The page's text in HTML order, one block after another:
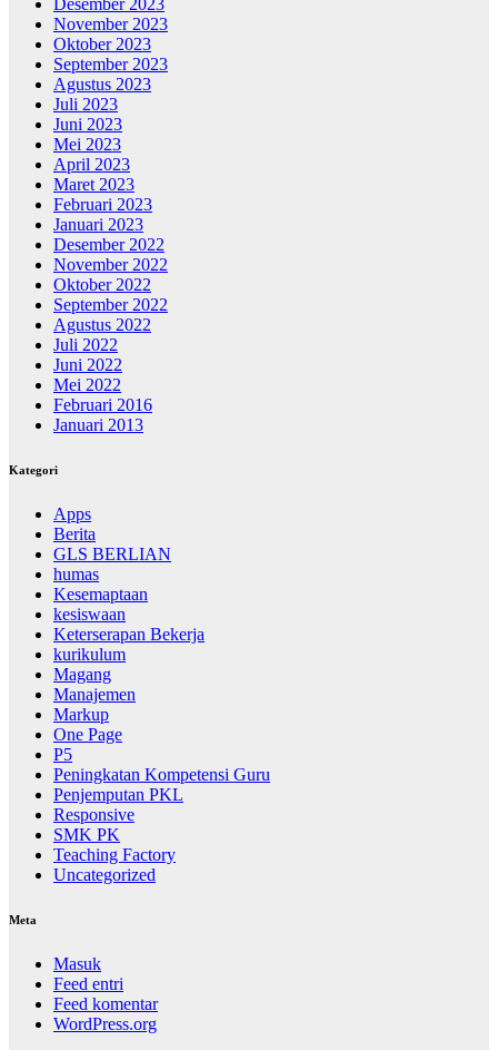
November 2023
Oktober 2023
September 2023
Agustus 2023
Juli 2023
Juni 2023
Mei 2023
April 2023
Maret 2023
Februari 2023
Januari 2023
Desember 2022
November 2022
Oktober 2022
September 2022
Agustus 2022
Juli 2022
Juni 2022
Mei 2022
Februari 2016
Januari 2013
Kategori
Apps
Berita
GLS BERLIAN
humas
Kesemaptaan
kesiswaan
Keterserapan Bekerja
kurikulum
Magang
Manajemen
Markup
One Page
P5
Peningkatan Kompetensi Guru
Penjemputan PKL
Responsive
SMK PK
Teaching Factory
Uncategorized
Meta
Masuk
Feed entri
Feed komentar
WordPress.org